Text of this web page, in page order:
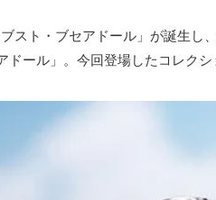
スト・ブセアドール」が誕生
ール」。今回登場したコレク